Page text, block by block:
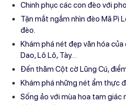
Chinh phục các con đèo với
Tận mắt ngắm nhìn đèo Mã Pì
đèo.
Khám phá nét đẹp văn hóa
Dao, Lô Lô, Tày…
Đến thăm Cột cờ Lũng Cú,
Khám phá những nét ẩm thực
Sống ảo với mùa hoa tam